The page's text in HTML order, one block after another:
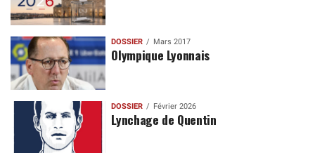
DOSSIER Mars 2017
Olympique Lyonnais
DOSSIER Février 2026
Lynchage de Quentin